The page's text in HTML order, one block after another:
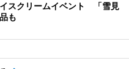
スクリームイベント 「雪見
も